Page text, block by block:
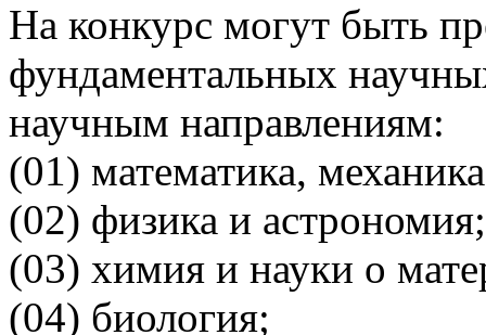
На конкурс могут быть
фундаментальных
научным направлениям:
(01) математика,
(02) физика и астрономия;
(03) химия и науки о
(04) биология;